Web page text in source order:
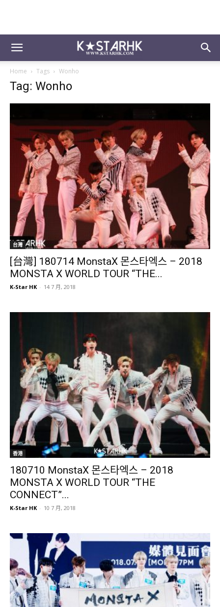
Home Tags Wonho
Tag: Wonho
台灣
[台灣] 180714 MonstaX 몬스타엑스 – 2018
MONSTA X WORLD TOUR “THE...
K-Star HK - 14 7 月, 2018
香港
180710 MonstaX 몬스타엑스 – 2018
MONSTA X WORLD TOUR “THE
CONNECT”...
K-Star HK - 10 7 月, 2018